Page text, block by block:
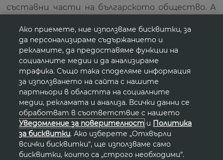
съставни части на българското общество. А
демонстрира как сътрудничеството между
гражданския сектор и бизнеса води до
устойчива социална промяна. Заедно
превръщаме солидарността в действие и
продължаваме да работим за изграждането на
свят без насилие и с равен достъп за жените,
момичетата и всички уязвими групи в
обществото.
Ако приемете, ние използваме бисквитки, за
да персонализираме съдържанието и
рекламите, да предоставяме функции на
социалните медии и да анализираме
трафика. Също така споделяме информация
за използването на сайта с нашите
партньори в областта на социалните
медии, рекламата и анализа. Всички данни се
обработват в съответствие с нашето
Уведомление за поверителност и Политика
за бисквитки. Ако изберете „Отхвърли
всички бисквитки“, ще използваме само
бисквитки, които са „строго необходими“.